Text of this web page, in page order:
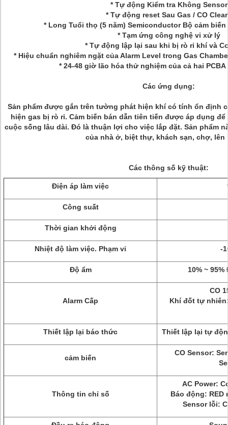
* Tự động Kiểm tra Không Sensor
* Tự động reset Sau Gas / CO
* Long Tuổi thọ (5 năm) Semiconductor Bộ cảm
* Tạm ứng công nghệ vi xử lý
* Tự động lập lại sau khi bị rò rỉ khí và
* Hiệu chuẩn nghiêm ngặt của Alarm Level trong Gas
* 24-48 giờ lão hóa thử nghiệm của cả hai
Các ứng dụng:
Sản phẩm được gắn trên tường phát hiện khí có tính ổn định
hiện gas bị rò rỉ. Cảm biến bán dẫn tiên tiến được áp dụng
cuộc sống lâu dài. Đó là thuận lợi cho việc lắp đặt. Sản phẩm
của nhà ở, biệt thự, khách sạn, chợ, lên
Các thông số kỹ thuật:
Điện áp làm việc
Công suất
Thời gian khởi động
Nhiệt độ làm việc. Phạm vi -
Độ ẩm 10% ~
Alarm Cấp
CO
Khí đốt tự nhiên:
Thiết lập lại báo thức Thiết lập lại tự
cảm biến
CO Sensor:
Thông tin chỉ số
AC Power:
Báo động:
Sensor lỗi: